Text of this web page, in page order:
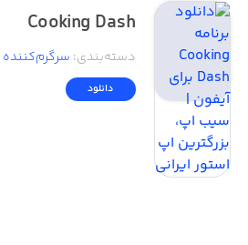
Cooking Dash
دسته‌بندی: سرگرم‌کننده
دانلود